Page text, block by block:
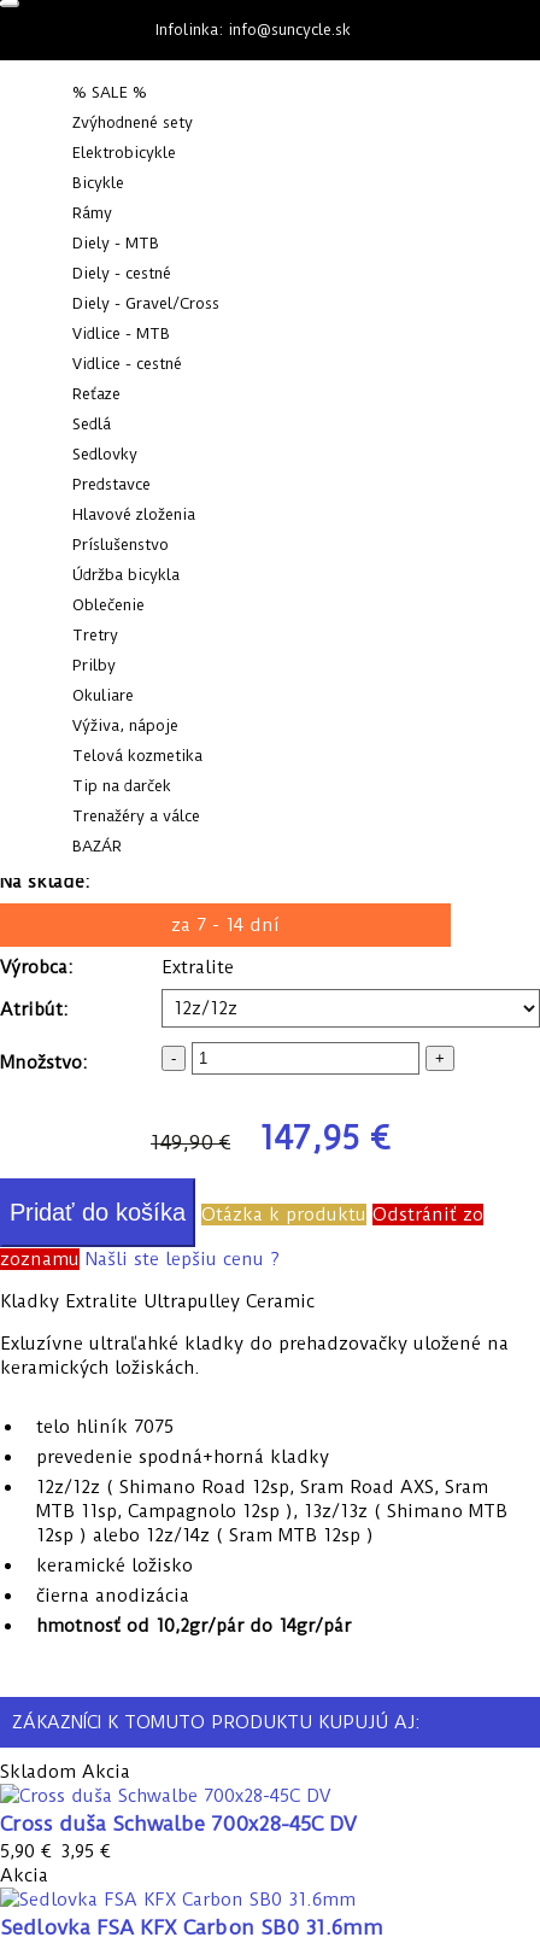
Infolinka: info@suncycle.sk
% SALE %
Zvýhodnené sety
Elektrobicykle
Bicykle
Rámy
Diely - MTB
Diely - cestné
Diely - Gravel/Cross
Vidlice - MTB
Vidlice - cestné
Reťaze
Sedlá
Sedlovky
Predstavce
Hlavové zloženia
Príslušenstvo
Údržba bicykla
Oblečenie
Tretry
Prilby
Okuliare
Výživa, nápoje
Telová kozmetika
Tip na darček
Trenažéry a válce
BAZÁR
KLADKY EXTRALITE ULTRAPULLEY CERAMIC
Suncycle> Príslušenstvo>
Ceramic
Na sklade:
za 7 - 14 dní
Výrobca:
Extralite
Atribút:
Množstvo: - +
149,90 € 147,95 €
Pridať do košíka Otázka k produktu Odstrániť zo
zoznamu Našli ste lepšiu cenu ?
Kladky Extralite Ultrapulley Ceramic
Exluzívne ultraľahké kladky do prehadzovačky uložené na
keramických ložiskách.
telo hliník 7075
prevedenie spodná+horná kladky
12z/12z ( Shimano Road 12sp, Sram Road AXS, Sram
MTB 11sp, Campagnolo 12sp ), 13z/13z ( Shimano MTB
12sp ) alebo 12z/14z ( Sram MTB 12sp )
keramické ložisko
čierna anodizácia
hmotnosť od 10,2gr/pár do 14gr/pár
ZÁKAZNÍCI K TOMUTO PRODUKTU KUPUJÚ AJ:
Skladom Akcia
Cross duša Schwalbe 700x28-45C DV
5,90 €3,95 €
Akcia
Sedlovka FSA KFX Carbon SB0 31.6mm